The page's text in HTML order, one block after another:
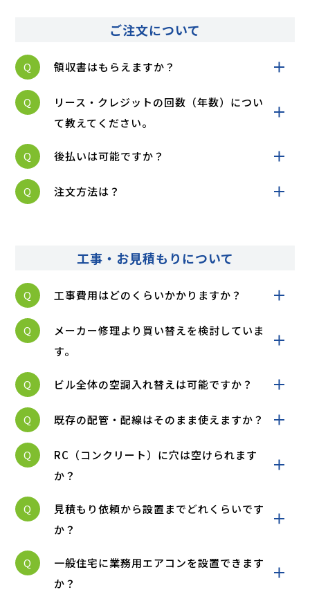
ご注文について
Q 領収書はもらえますか？
Q
リース・クレジットの回数（年数）につい
て教えてください。
Q 後払いは可能ですか？
Q 注文方法は？
工事・お見積もりについて
Q 工事費用はどのくらいかかりますか？
Q
メーカー修理より買い替えを検討していま
す。
Q ビル全体の空調入れ替えは可能ですか？
Q 既存の配管・配線はそのまま使えますか？
Q
RC（コンクリート）に穴は空けられます
か？
Q
見積もり依頼から設置までどれくらいです
か？
Q
一般住宅に業務用エアコンを設置できます
か？